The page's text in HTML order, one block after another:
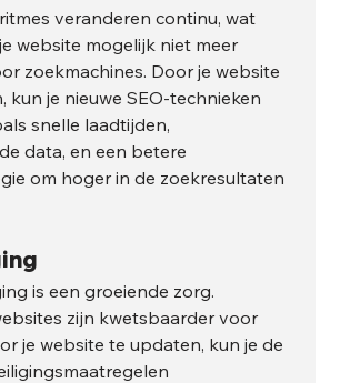
veranderen continu, wat
website mogelijk niet meer
zoekmachines. Door je website
kun je nieuwe SEO-technieken
snelle laadtijden,
data, en een betere
om hoger in de zoekresultaten
is een groeiende zorg.
zijn kwetsbaarder voor
je website te updaten, kun je de